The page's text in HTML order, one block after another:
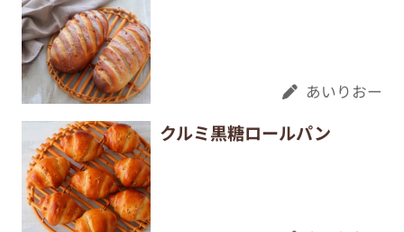
あいりおー
クルミ黒糖ロールパン